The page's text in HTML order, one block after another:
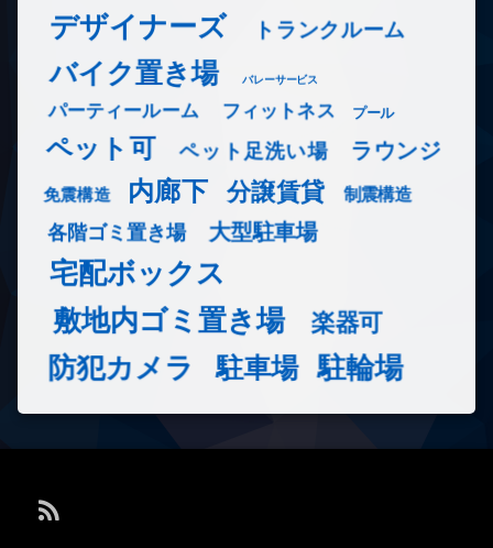
デザイナーズ トランクルーム
バイク置き場 バレーサービス
パーティールーム フィットネス プール
ペット可 ペット足洗い場 ラウンジ
免震構造 内廊下 分譲賃貸 制震構造
各階ゴミ置き場 大型駐車場
宅配ボックス
敷地内ゴミ置き場
楽器可
防犯カメラ 駐車場 駐輪場
RSS